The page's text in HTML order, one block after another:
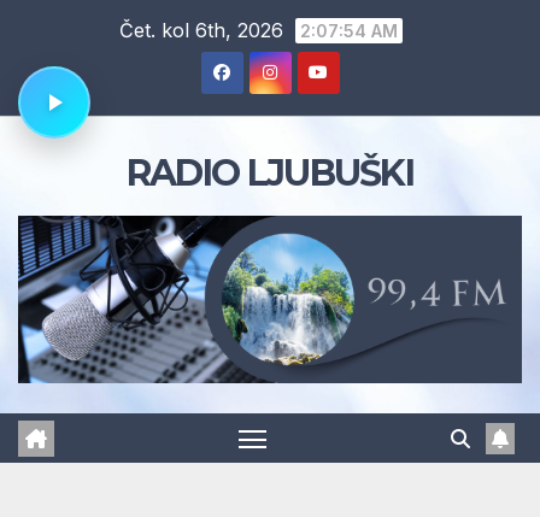
content
Čet. kol 6th, 2026 2:07:55 AM
RADIO LJUBUŠKI